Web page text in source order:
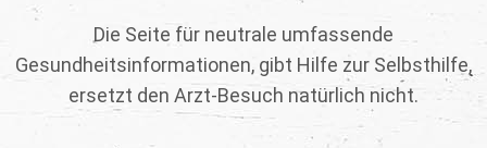
Die Seite für neutrale umfassende
Gesundheitsinformationen, gibt Hilfe zur Selbsthilfe,
ersetzt den Arzt-Besuch natürlich nicht.